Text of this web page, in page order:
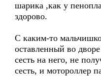
шарика ,как у
здорово.
С каким-то
оставленный во
сесть на него, не
сесть, и мотороллер